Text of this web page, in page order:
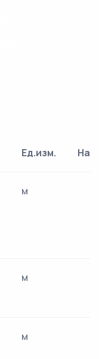
Ед.изм.
м
м
м